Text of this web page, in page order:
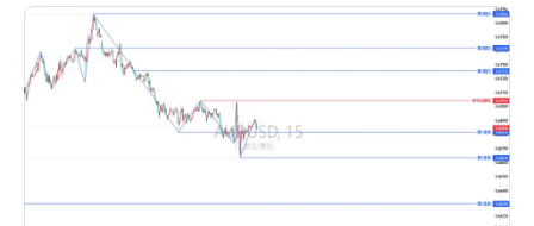
0.71239、0.71617 向下破位（空头开启） 触发条件：
价格有效跌破 0.70214 多空关键位 操作：反手做空，止
损设于 0.7035，目标看向 0.69653（第 2 支撑）、
0.68985（第 3 支撑） 💡 执行风控小贴士 仓位管理：单
笔交易风险严格控制在总资金的 1%-2% 以内，避免重
仓。 周期验证：15 分钟为短线周期，入场前建议同步验
证 4 小时 / 日线大周期趋势，大周期多头则优先执行做多
有效减少这一问题的方法。 过度管理到底是什么样？ 过
度管理通常不会以一次重大错误的形式出现，而是由一连
串“看似合理”的小决策构成。 例行回调后收紧止损。 价格
暂时停滞时提前部分止盈。 因为最近几根K线显得疲弱而
下调目标位。 单看每一个动作都不算冲动，甚至感觉是理
性决策。 问题不在于某一次调整，而在于持续不断的“微
调”模式。当你每隔几分钟就试图“优化”交易时，管理不再
是执行计划，而变成对短期波动的情绪反应。 只有长期才